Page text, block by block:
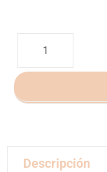
Descripción